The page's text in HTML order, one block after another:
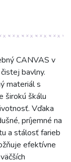
CANVAS v
bavlny.
materiál s
širokú škálu
Vďaka
príjemné na
a stálosť farieb
efektívne